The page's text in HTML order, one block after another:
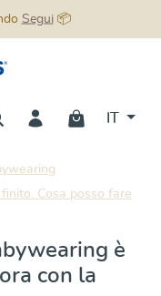
Segui📦
Cosa posso fare
è
con la